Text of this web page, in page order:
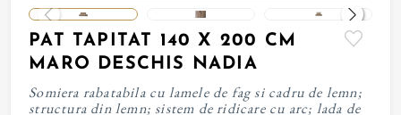
PAT TAPITAT 140 X 200 CM
MARO DESCHIS NADIA
Somiera rabatabila cu lamele de fag si cadru de lemn;
structura din lemn; sistem de ridicare cu arc; lada de